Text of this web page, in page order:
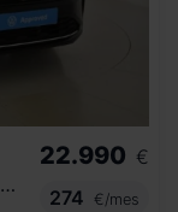
TAIGO MÁS 1.0 TSI 85 KW (116 CV ) 6 VEL.
22.990 €
274
€/mes